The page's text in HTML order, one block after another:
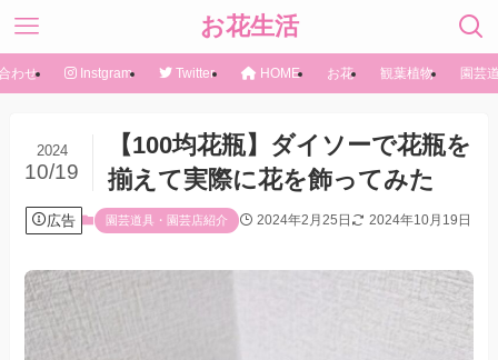
お花生活
わせ Instgram Twitter HOME お花 観葉植物 園芸
【100均花瓶】ダイソーで花瓶を
揃えて実際に花を飾ってみた
2024
10/19
広告 園芸道具・園芸店紹介 2024年2月25日 2024年10月19日